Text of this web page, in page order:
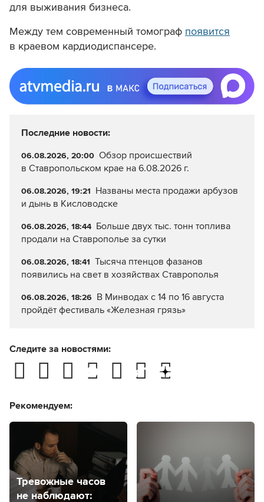
для выживания бизнеса.
Между тем современный томограф появится
в краевом кардиодиспансере.
Последние новости:
06.08.2026, 20:00 Обзор происшествий
в Ставропольском крае на 6.08.2026 г.
06.08.2026, 19:21 Названы места продажи арбузов
и дынь в Кисловодске
06.08.2026, 18:44 Больше двух тыс. тонн топлива
продали на Ставрополье за сутки
06.08.2026, 18:41 Тысяча птенцов фазанов
появились на свет в хозяйствах Ставрополья
06.08.2026, 18:26 В Минводах с 14 по 16 августа
пройдёт фестиваль «Железная грязь»
Следите за новостями:
Рекомендуем:
Тревожные часов
не наблюдают: